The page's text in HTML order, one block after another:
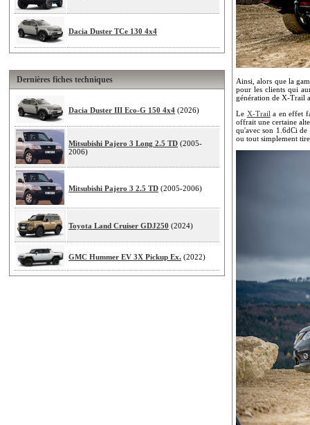
Dacia Duster TCe 130 4x4
Dernières fiches techniques
Dacia Duster III Eco-G 150 4x4 (2026)
Mitsubishi Pajero 3 Long 2.5 TD (2005-
2006)
Mitsubishi Pajero 3 2.5 TD (2005-2006)
Toyota Land Cruiser GDJ250 (2024)
GMC Hummer EV 3X Pickup Ex. (2022)
Ainsi, alors que la
pour les clients qui
génération de X-Trail
Le X-Trail a en effet
offrait une certaine
qu'avec son 1.6dCi
ou tout simplement